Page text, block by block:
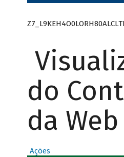
do
da Web
Ações